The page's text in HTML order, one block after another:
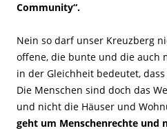
Community“.
Nein so darf unser Kreuzberg
offene, die bunte und die auch
in der Gleichheit bedeutet,
Die Menschen sind doch das
und nicht die Häuser und
geht um Menschenrechte und